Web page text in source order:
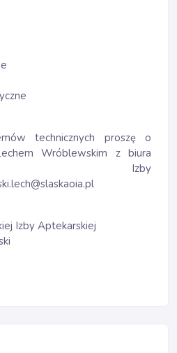
technicznych proszę o
Wróblewskim z biura
Izby
Izby Aptekarskiej